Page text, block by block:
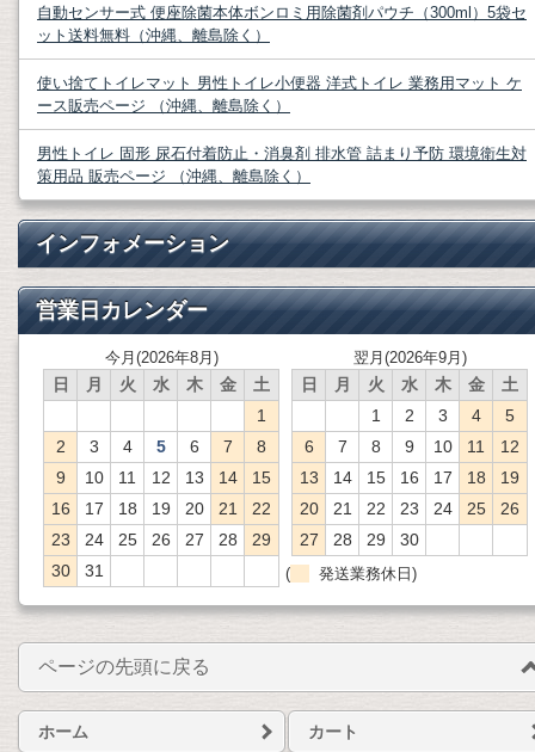
自動センサー式 便座除菌本体ボンロミ用除菌剤パウチ（300ml）5袋セ
ット送料無料（沖縄、離島除く）
使い捨てトイレマット 男性トイレ小便器 洋式トイレ 業務用マット ケ
ース販売ページ （沖縄、離島除く）
男性トイレ 固形 尿石付着防止・消臭剤 排水管 詰まり予防 環境衛生対
策用品 販売ページ （沖縄、離島除く）
インフォメーション
営業日カレンダー
今月(2026年8月)
日 月 火 水 木 金
土
1
2
3 4 5 6 7
8
9
10 11 12 13 14
15
16
17 18 19 20 21
22
23
24 25 26 27 28
29
30
31
翌月(2026年9月)
日 月 火 水 木 金
土
1
2 3 4
5
6
7 8 9 10 11
12
13
14 15 16 17 18
19
20
21 22 23 24 25
26
27
28 29 30
( 発送業務休日)
ページの先頭に戻る
ホーム カート